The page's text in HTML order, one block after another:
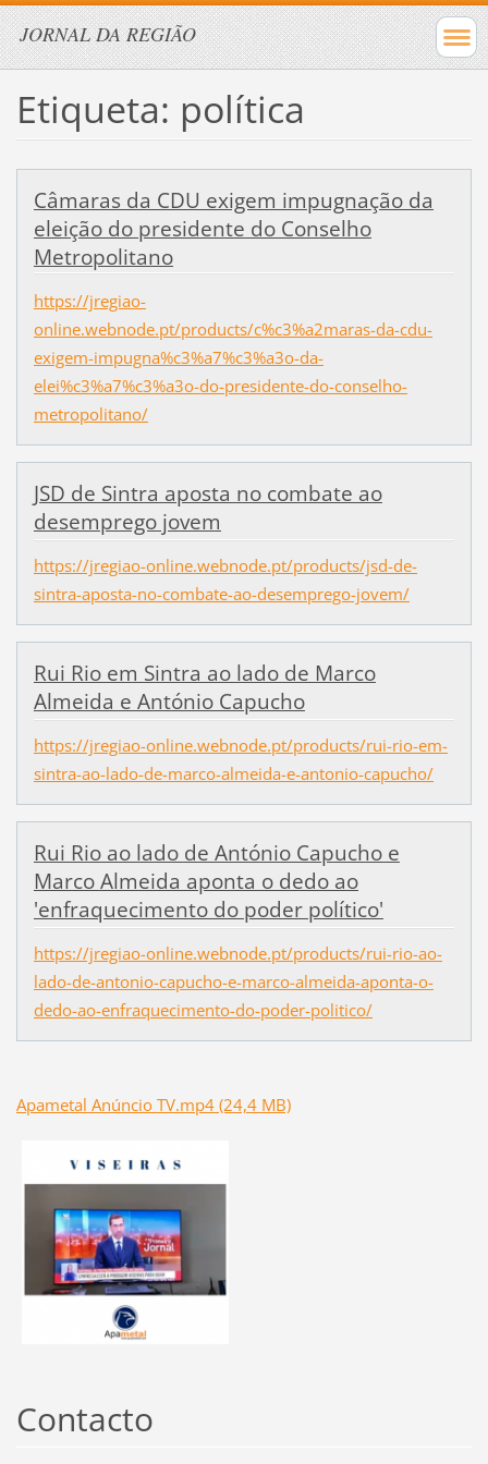
JORNAL DA REGIÃO
Etiqueta: política
Câmaras da CDU exigem impugnação da
eleição do presidente do Conselho
Metropolitano
https://jregiao-
online.webnode.pt/products/c%c3%a2maras-da-cdu-
exigem-impugna%c3%a7%c3%a3o-da-
elei%c3%a7%c3%a3o-do-presidente-do-conselho-
metropolitano/
JSD de Sintra aposta no combate ao
desemprego jovem
https://jregiao-online.webnode.pt/products/jsd-de-
sintra-aposta-no-combate-ao-desemprego-jovem/
Rui Rio em Sintra ao lado de Marco
Almeida e António Capucho
https://jregiao-online.webnode.pt/products/rui-rio-em-
sintra-ao-lado-de-marco-almeida-e-antonio-capucho/
Rui Rio ao lado de António Capucho e
Marco Almeida aponta o dedo ao
'enfraquecimento do poder político'
https://jregiao-online.webnode.pt/products/rui-rio-ao-
lado-de-antonio-capucho-e-marco-almeida-aponta-o-
dedo-ao-enfraquecimento-do-poder-politico/
Apametal Anúncio TV.mp4 (24,4 MB)
Contacto